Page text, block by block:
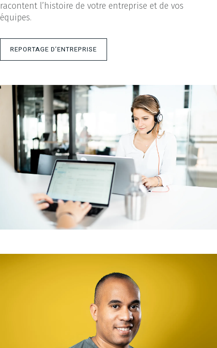
racontent l’histoire de votre entreprise et de vos
équipes.
REPORTAGE D’ENTREPRISE